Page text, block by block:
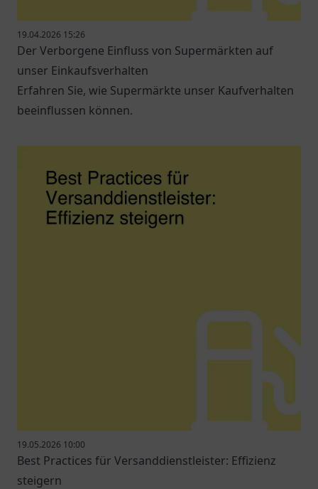
19.04.2026 15:26
Der Verborgene Einfluss von Supermärkten auf
unser Einkaufsverhalten
Erfahren Sie, wie Supermärkte unser Kaufverhalten
beeinflussen können.
19.05.2026 10:00
Best Practices für Versanddienstleister: Effizienz
steigern